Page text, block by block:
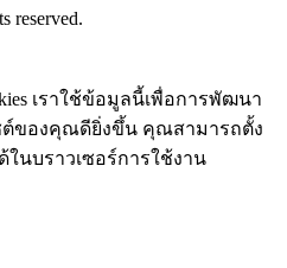
reserved.
เราใช้ข้อมูลนี้เพื่อการพัฒนา
ต์ของคุณดียิ่งขึ้น คุณสามารถตั้ง
นบราวเซอร์การใช้งาน